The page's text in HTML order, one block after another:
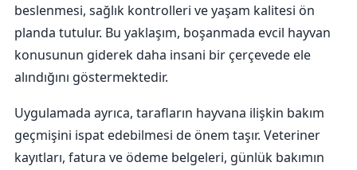
beslenmesi, sağlık kontrolleri ve yaşam kalitesi ön
planda tutulur. Bu yaklaşım, boşanmada evcil hayvan
konusunun giderek daha insani bir çerçevede ele
alındığını göstermektedir.
Uygulamada ayrıca, tarafların hayvana ilişkin bakım
geçmişini ispat edebilmesi de önem taşır. Veteriner
kayıtları, fatura ve ödeme belgeleri, günlük bakımın